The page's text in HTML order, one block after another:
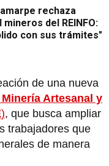
rechaza
del REINFO:
con sus trámites"
de una nueva
Artesanal y
), que busca ampliar
trabajadores que
de manera